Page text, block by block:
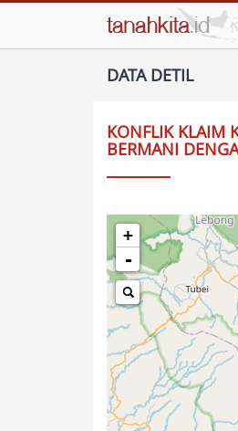
DATA DETIL
KONFLIK KLAIM
BERMANI
+
-